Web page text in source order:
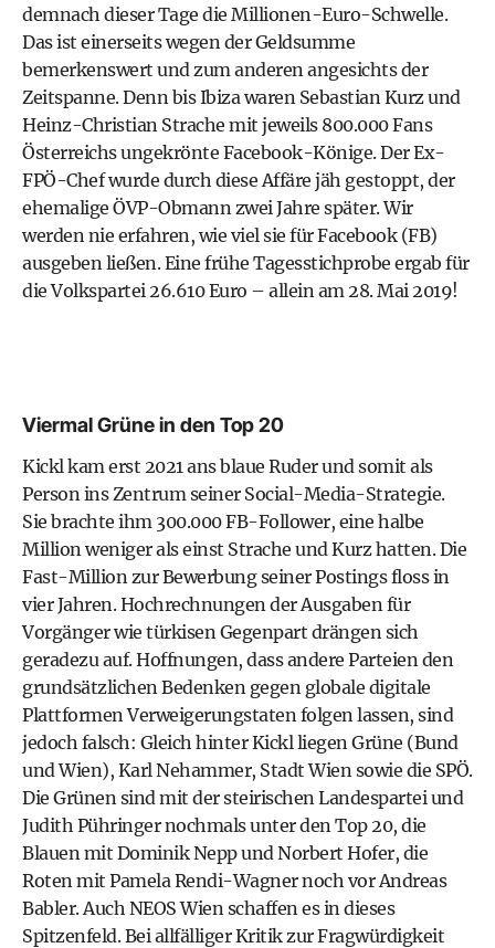
demnach dieser Tage die Millionen-Euro-Schwelle.
Das ist einerseits wegen der Geldsumme
bemerkenswert und zum anderen angesichts der
Zeitspanne. Denn bis Ibiza waren Sebastian Kurz und
Heinz-Christian Strache mit jeweils 800.000 Fans
Österreichs ungekrönte Facebook-Könige. Der Ex-
FPÖ-Chef wurde durch diese Affäre jäh gestoppt, der
ehemalige ÖVP-Obmann zwei Jahre später. Wir
werden nie erfahren, wie viel sie für Facebook (FB)
ausgeben ließen. Eine frühe Tagesstichprobe ergab für
die Volkspartei 26.610 Euro – allein am 28. Mai 2019!
Viermal Grüne in den Top 20
Kickl kam erst 2021 ans blaue Ruder und somit als
Person ins Zentrum seiner Social-Media-Strategie.
Sie brachte ihm 300.000 FB-Follower, eine halbe
Million weniger als einst Strache und Kurz hatten. Die
Fast-Million zur Bewerbung seiner Postings floss in
vier Jahren. Hochrechnungen der Ausgaben für
Vorgänger wie türkisen Gegenpart drängen sich
geradezu auf. Hoffnungen, dass andere Parteien den
grundsätzlichen Bedenken gegen globale digitale
Plattformen Verweigerungstaten folgen lassen, sind
jedoch falsch: Gleich hinter Kickl liegen Grüne (Bund
und Wien), Karl Nehammer, Stadt Wien sowie die SPÖ.
Die Grünen sind mit der steirischen Landespartei und
Judith Pühringer nochmals unter den Top 20, die
Blauen mit Dominik Nepp und Norbert Hofer, die
Roten mit Pamela Rendi-Wagner noch vor Andreas
Babler. Auch NEOS Wien schaffen es in dieses
Spitzenfeld. Bei allfälliger Kritik zur Fragwürdigkeit